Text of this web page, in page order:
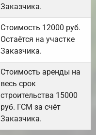
Заказчика.
Стоимость 12000 руб.
Остаётся на участке
Заказчика.
Стоимость аренды на
весь срок
строительства 15000
руб. ГСМ за счёт
Заказчика.